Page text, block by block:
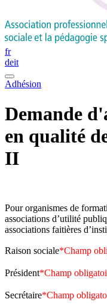
fr
deit
Adhésion
Demande
en qualité
II
Pour organismes de
associations d’utilité
associations faitières
Raison sociale*Champ
Président*Champ
Secrétaire*Champ